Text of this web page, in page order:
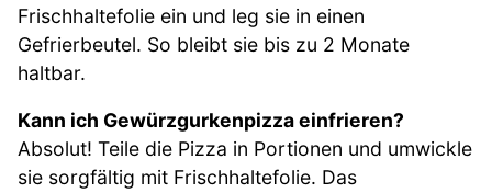
Frischhaltefolie ein und leg sie in einen
Gefrierbeutel. So bleibt sie bis zu 2 Monate
haltbar.
Kann ich Gewürzgurkenpizza einfrieren?
Absolut! Teile die Pizza in Portionen und umwickle
sie sorgfältig mit Frischhaltefolie. Das